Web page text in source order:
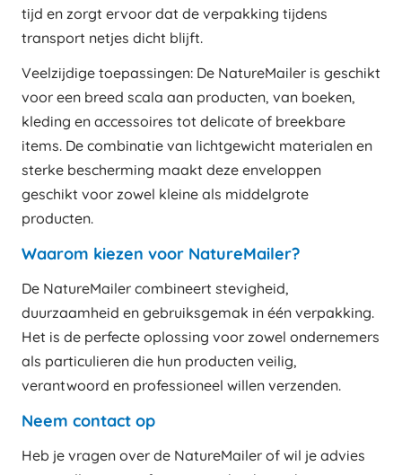
tijd en zorgt ervoor dat de verpakking tijdens
transport netjes dicht blijft.
Veelzijdige toepassingen: De NatureMailer is geschikt
voor een breed scala aan producten, van boeken,
kleding en accessoires tot delicate of breekbare
items. De combinatie van lichtgewicht materialen en
sterke bescherming maakt deze enveloppen
geschikt voor zowel kleine als middelgrote
producten.
Waarom kiezen voor NatureMailer?
De NatureMailer combineert stevigheid,
duurzaamheid en gebruiksgemak in één verpakking.
Het is de perfecte oplossing voor zowel ondernemers
als particulieren die hun producten veilig,
verantwoord en professioneel willen verzenden.
Neem contact op
Heb je vragen over de NatureMailer of wil je advies